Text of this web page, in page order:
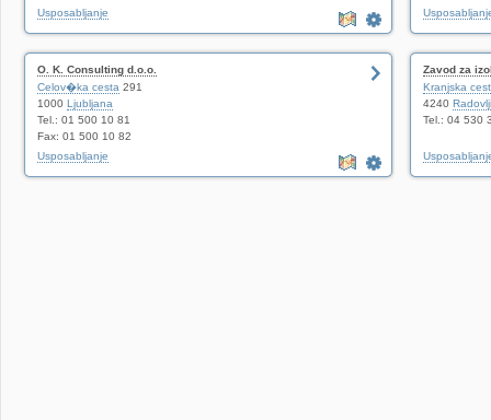
Usposabljanje
O. K. Consulting d.o.o.
Celov�ka cesta 291
1000 Ljubljana
Tel.: 01 500 10 81
Fax: 01 500 10 82
Usposabljanje
Zavod za
Kranjska
4240
Tel.: 04 530